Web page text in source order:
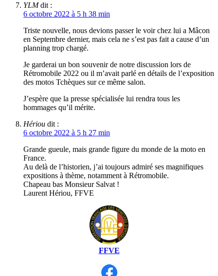
YLM dit :
6 octobre 2022 à 5 h 38 min
Triste nouvelle, nous devions passer le voir chez lui a Mâcon
en Septembre dernier, mais cela ne s’est pas fait a cause d’un
planning trop chargé.
Je garderai un bon souvenir de notre discussion lors de
Rétromobile 2022 ou il m’avait parlé en détails de l’exposition
des motos Tchèques sur ce même salon.
J’espère que la presse spécialisée lui rendra tous les
hommages qu’il mérite.
Hériou dit :
6 octobre 2022 à 5 h 27 min
Grande gueule, mais grande figure du monde de la moto en
France.
Au delà de l’historien, j’ai toujours admiré ses magnifiques
expositions à thème, notamment à Rétromobile.
Chapeau bas Monsieur Salvat !
Laurent Hériou, FFVE
FFVE